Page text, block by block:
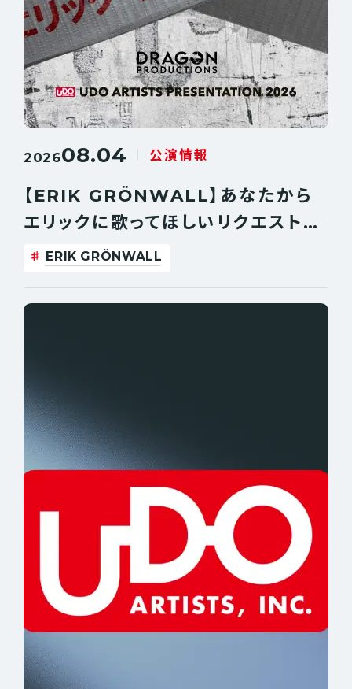
202608.04 公演情報
【ERIK GRÖNWALL】あなたから
エリックに歌ってほしいリクエスト曲
を大募集！
ERIK GRÖNWALL